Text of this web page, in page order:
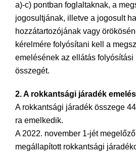
a)-c) pontban foglaltaknak, a
jogosultjának, illetve a jogosult
hozzátartozójának vagy
kérelmére folyósítani kell a
emelésének az ellátás
összegét.
2. A rokkantsági járadék
A rokkantsági járadék összege
ra emelkedik.
A 2022. november 1-jét
megállapított rokkantsági